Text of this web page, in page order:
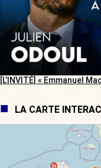
[L’INVITÉ] « Emmanuel
LA CARTE